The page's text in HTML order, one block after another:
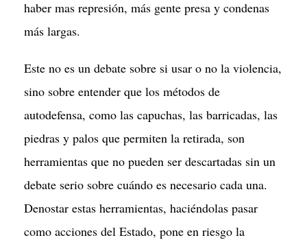
haber mas represión, más gente presa y condenas
más largas.
Este no es un debate sobre si usar o no la violencia,
sino sobre entender que los métodos de
autodefensa, como las capuchas, las barricadas, las
piedras y palos que permiten la retirada, son
herramientas que no pueden ser descartadas sin un
debate serio sobre cuándo es necesario cada una.
Denostar estas herramientas, haciéndolas pasar
como acciones del Estado, pone en riesgo la